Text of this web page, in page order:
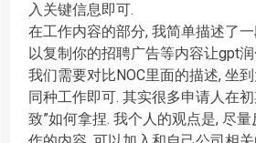
入关键信息即可.
在工作内容的部分, 我简单描述了
以复制你的招聘广告等内容让gpt
我们需要对比NOC里面的描述, 坐
同种工作即可. 其实很多申请人在
致”如何拿捏. 我个人的观点是, 尽